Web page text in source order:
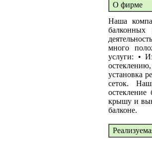
О фирме
Наша
много
услуги: •
установка
сеток.
крышу и
балконе.